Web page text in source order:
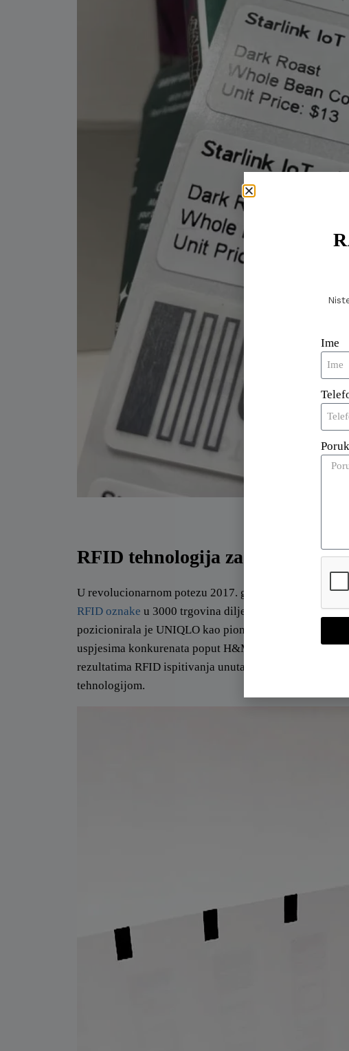
RFID tehnologija za UNIQLO-
U revolucionarnom potezu 2017. godine, Fast
RFID oznake u 3000 trgovina diljem svijeta,
pozicionirala je UNIQLO kao pionira u masovnom
uspjesima konkurenata poput H&M-a i Zare, koji su
rezultatima RFID ispitivanja unutar sestrinskog brenda
tehnologijom.
Ime